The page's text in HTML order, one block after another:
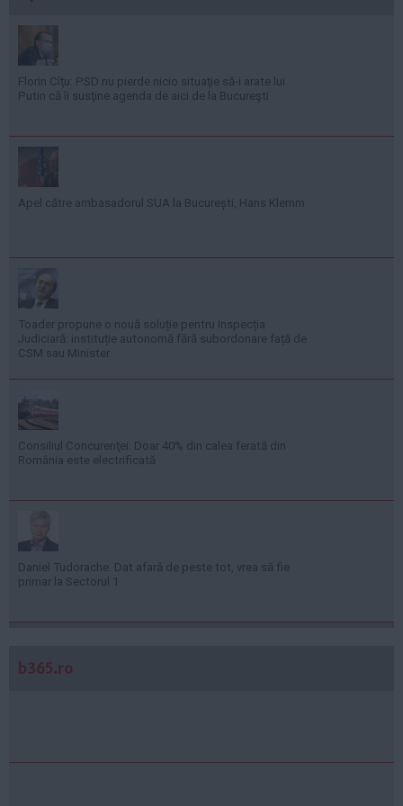
Florin Cîţu: PSD nu pierde nicio situaţie să-i arate lui
Putin că îi susţine agenda de aici de la Bucureşti
Apel către ambasadorul SUA la București, Hans Klemm
Toader propune o nouă soluție pentru Inspecția
Judiciară: instituție autonomă fără subordonare față de
CSM sau Minister
Consiliul Concurenţei: Doar 40% din calea ferată din
România este electrificată
Daniel Tudorache. Dat afară de peste tot, vrea să fie
primar la Sectorul 1
b365.ro